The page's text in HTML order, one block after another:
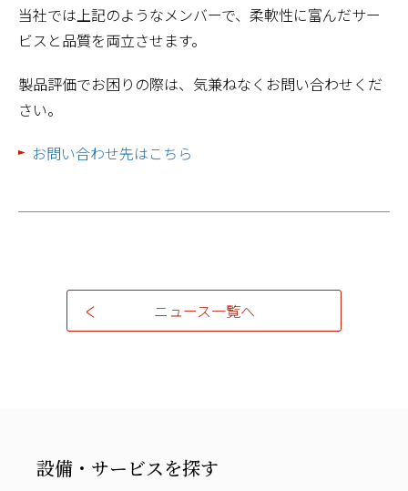
当社では上記のようなメンバーで、柔軟性に富んだサー
ビスと品質を両立させます。
製品評価でお困りの際は、気兼ねなくお問い合わせくだ
さい。
お問い合わせ先はこちら
ニュース一覧へ
設備・サービスを探す